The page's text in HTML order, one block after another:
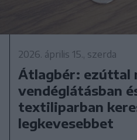
2026. április 15., szerda
Átlagbér: ezúttal
vendéglátásban
textiliparban
legkevesebbet